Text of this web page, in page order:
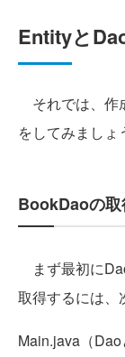
Entityと
それでは、作
をしてみましょ
BookDaoの
まず最初に
取得するには、
Main.java（